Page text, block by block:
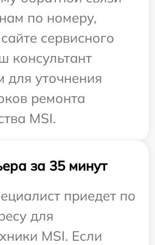
по номеру,
сервисного
консультант
для уточнения
ремонта
MSI.
за 35 минут
приедет по
для
MSI. Если